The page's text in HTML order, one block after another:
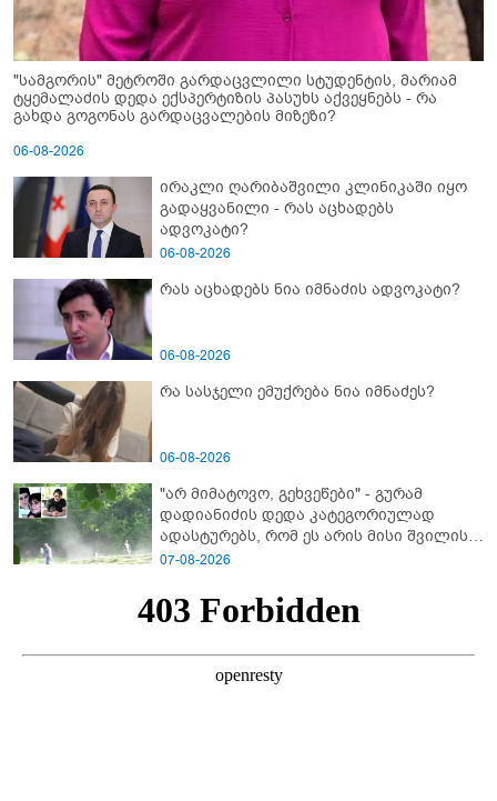
"სამგორის" მეტროში გარდაცვლილი სტუდენტის, მარიამ
ტყემალაძის დედა ექსპერტიზის პასუხს აქვეყნებს - რა
გახდა გოგონას გარდაცვალების მიზეზი?
06-08-2026
ირაკლი ღარიბაშვილი კლინიკაში იყო
გადაყვანილი - რას აცხადებს
ადვოკატი?
06-08-2026
რას აცხადებს ნია იმნაძის ადვოკატი?
06-08-2026
რა სასჯელი ემუქრება ნია იმნაძეს?
06-08-2026
"არ მიმატოვო, გეხვეწები" - გუ­რა­მ
დადიანიძის დედა კა­ტე­გო­რი­უ­ლად
ადას­ტუ­რებს, რომ ეს არის მისი შვი­ლის
ხმა
07-08-2026